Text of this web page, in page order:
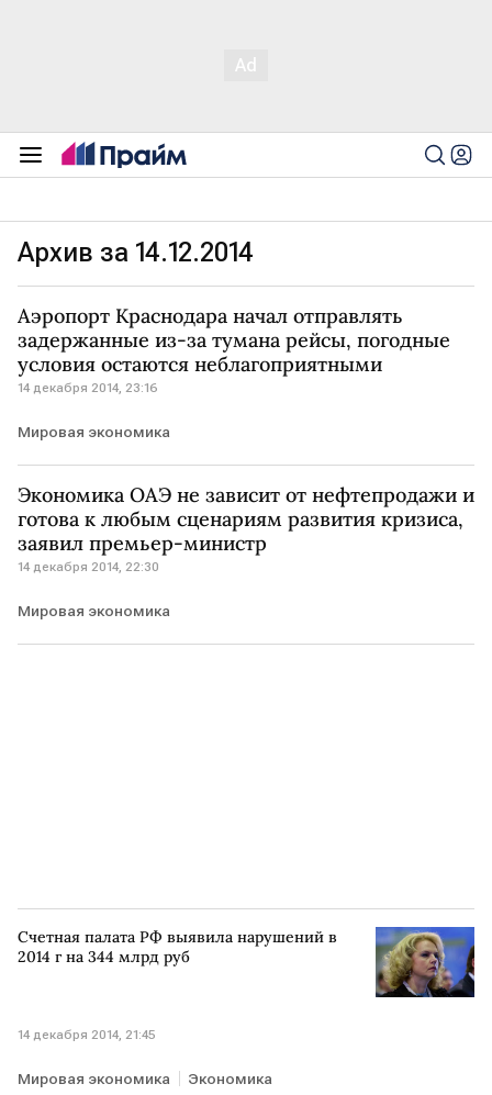
Архив за 14.12.2014
Аэропорт Краснодара начал отправлять
задержанные из-за тумана рейсы, погодные
условия остаются неблагоприятными
14 декабря 2014, 23:16
Мировая экономика
Экономика ОАЭ не зависит от нефтепродажи и
готова к любым сценариям развития кризиса,
заявил премьер-министр
14 декабря 2014, 22:30
Мировая экономика
Счетная палата РФ выявила нарушений в
2014 г на 344 млрд руб
14 декабря 2014, 21:45
Мировая экономика Экономика